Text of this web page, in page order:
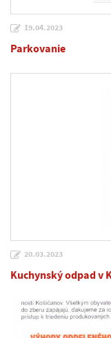
19.04.2023
Parkovanie
20.03.2023
Kuchynský odpad v